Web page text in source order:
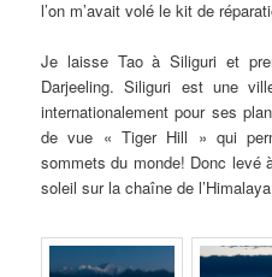
l’on m’avait volé le kit de
Je laisse Tao à Siliguri et
Darjeeling. Siliguri est une
internationalement pour ses
de vue « Tiger Hill » qui
sommets du monde! Donc levé
soleil sur la chaîne de